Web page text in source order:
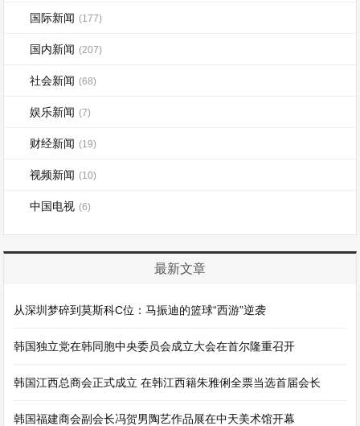
国际新闻 (177)
国内新闻 (207)
社会新闻 (68)
娱乐新闻 (7)
财经新闻 (19)
视频新闻 (10)
中国电视 (6)
最新文章
从深圳梦碎到莫斯科C位：马振迪的篮球“西游”逆袭
韩国独立党在韩同胞中央委员会成立大会在首尔隆重召开
韩国江西总商会正式成立 在韩江西籍朱雅俐全票当选首届会长
韩国福建商会副会长冯贺男陶艺作品展在中天美术馆开幕